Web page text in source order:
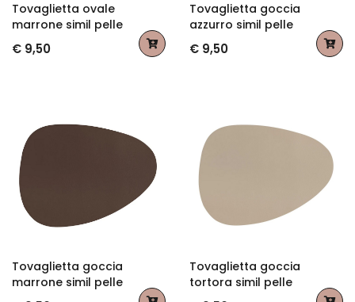
Tovaglietta ovale
marrone simil pelle
€ 9,50
Tovaglietta goccia
azzurro simil pelle
€ 9,50
Tovaglietta goccia
marrone simil pelle
Tovaglietta goccia
tortora simil pelle